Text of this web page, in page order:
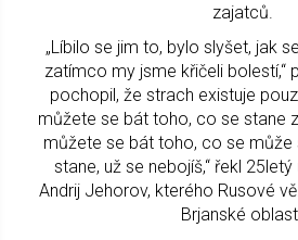
zajatců.
„Líbilo se jim to, bylo slyšet, jak
zatímco my jsme křičeli bolestí,“
pochopil, že strach existuje
můžete se bát toho, co se stane
můžete se bát toho, co se může
stane, už se nebojíš,“ řekl
Andrij Jehorov, kterého Rusové
Brjanské